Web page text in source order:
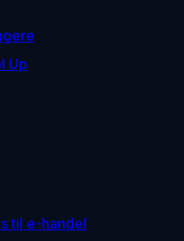
Up
til e-handel